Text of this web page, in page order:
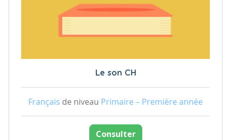
Le son CH
Français de niveau Primaire – Première année
Consulter